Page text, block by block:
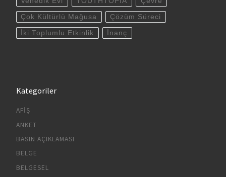
Çok Kültürlü Mağusa Çözüm Süreci
İki Toplumlu Etkinlik İnanç
Kategoriler
AFIŞ
ANKET
BASIN AÇIKLAMASI
BELGE
BELGESEL